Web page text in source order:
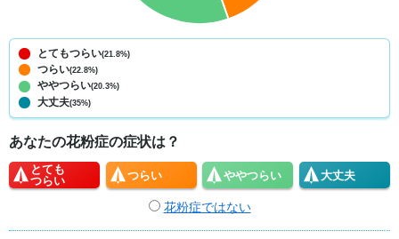
とてもつらい(21.8%)
つらい(22.8%)
ややつらい(20.3%)
大丈夫(35%)
あなたの花粉症の症状は？
とても
つらい
つらい ややつらい 大丈夫
花粉症ではない